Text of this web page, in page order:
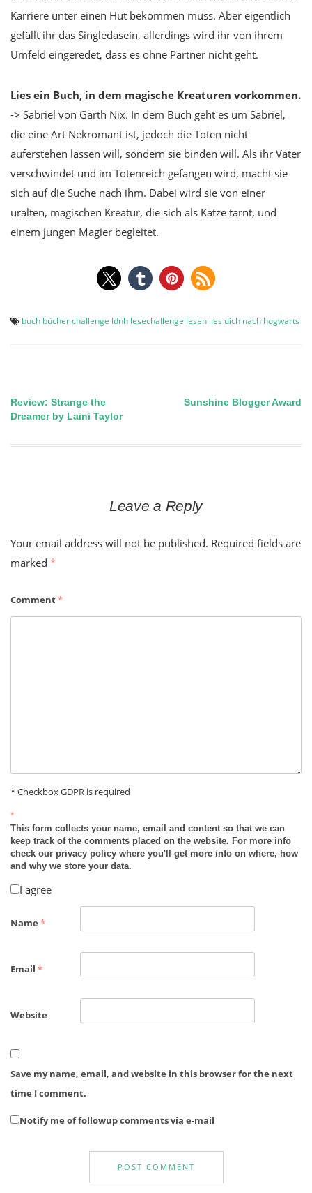
Karriere unter einen Hut bekommen muss. Aber eigentlich
gefällt ihr das Singledasein, allerdings wird ihr von ihrem
Umfeld eingeredet, dass es ohne Partner nicht geht.
Lies ein Buch, in dem magische Kreaturen vorkommen.
-> Sabriel von Garth Nix. In dem Buch geht es um Sabriel,
die eine Art Nekromant ist, jedoch die Toten nicht
auferstehen lassen will, sondern sie binden will. Als ihr Vater
verschwindet und im Totenreich gefangen wird, macht sie
sich auf die Suche nach ihm. Dabei wird sie von einer
uralten, magischen Kreatur, die sich als Katze tarnt, und
einem jungen Magier begleitet.
buch bücherchallenge ldnh lesechallenge lesen lies dich nach hogwarts
Post
navigation
Review: Strange the
Dreamer by Laini Taylor
Sunshine Blogger Award
Leave a Reply
Your email address will not be published. Required fields are
marked *
Comment*
* Checkbox GDPR is required
*
This form collects your name, email and content so that we can
keep track of the comments placed on the website. For more info
check our privacy policy where you'll get more info on where, how
and why we store your data.
I agree
Name *
Email *
Website
Save my name, email, and website in this browser for the next
time I comment.
Notify me of followup comments via e-mail